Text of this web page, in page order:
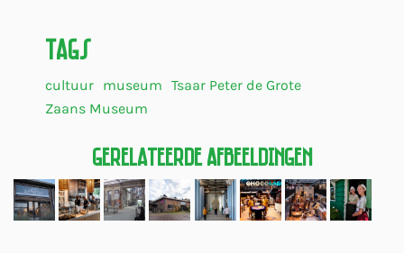
Tags
cultuur museum Tsaar Peter de Grote
Zaans Museum
Gerelateerde Afbeeldingen